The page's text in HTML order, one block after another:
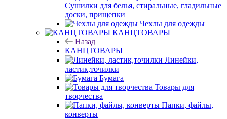
Сушилки для белья, стиральные, гладильные
доски, прищепки
Чехлы для одежды
КАНЦТОВАРЫ
Назад
КАНЦТОВАРЫ
Линейки,
ластик,точилки
Бумага
Товары для
творчества
Папки, файлы,
конверты